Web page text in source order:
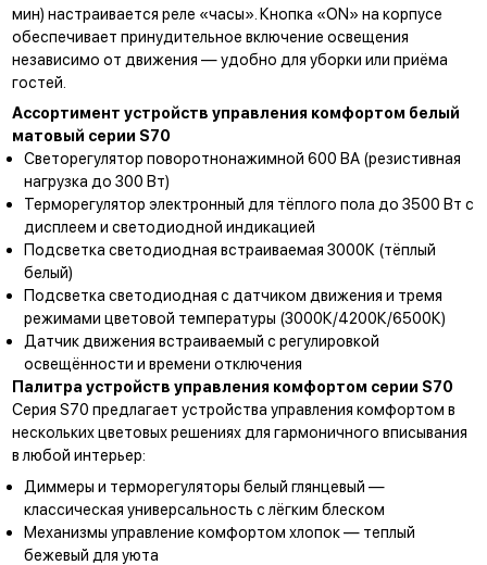
мин) настраивается реле «часы». Кнопка «ON» на корпусе
обеспечивает принудительное включение освещения
независимо от движения — удобно для уборки или приёма
гостей.
Ассортимент устройств управления комфортом белый
матовый серии S70
Светорегулятор поворотнонажимной 600 ВА (резистивная
нагрузка до 300 Вт)
Терморегулятор электронный для тёплого пола до 3500 Вт с
дисплеем и светодиодной индикацией
Подсветка светодиодная встраиваемая 3000К (тёплый
белый)
Подсветка светодиодная с датчиком движения и тремя
режимами цветовой температуры (3000К/4200К/6500К)
Датчик движения встраиваемый с регулировкой
освещённости и времени отключения
Палитра устройств управления комфортом серии S70
Серия S70 предлагает устройства управления комфортом в
нескольких цветовых решениях для гармоничного вписывания
в любой интерьер:
Диммеры и терморегуляторы белый глянцевый —
классическая универсальность с лёгким блеском
Механизмы управление комфортом хлопок— теплый
бежевый для уюта